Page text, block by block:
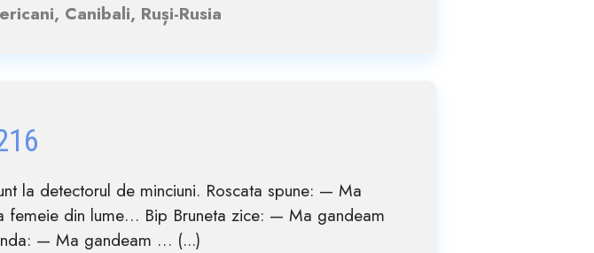
Canibali, Ruși-Rusia
la detectorul de minciuni. Roscata spune: — Ma
femeie din lume… Bip Bruneta zice: — Ma gandeam
— Ma gandeam … (...)